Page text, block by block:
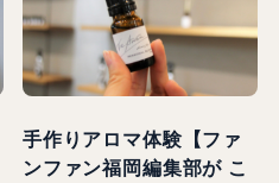
手作りアロマ体験【ファ
ンファン福岡編集部が こ